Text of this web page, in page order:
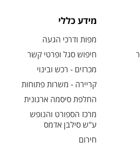
מידע כללי
מפות ודרכי הגעה
חיפוש סגל ופרטי קשר
מכרזים - רכש ובינוי
קריירה - משרות פתוחות
החלפת סיסמה ארגונית
מרכז הספורט והנופש
ע"ש סילבן אדמס
חירום